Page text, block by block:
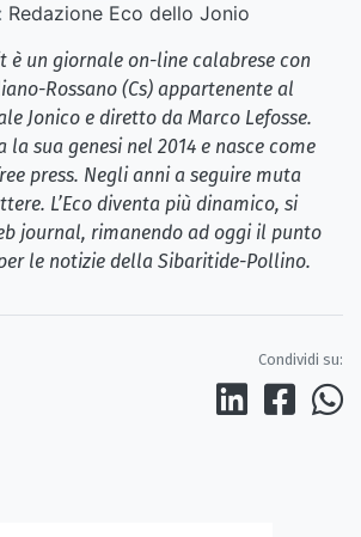
Redazione Eco dello Jonio
è un giornale on-line calabrese con
Rossano (Cs) appartenente al
Jonico e diretto da Marco Lefosse.
sua genesi nel 2014 e nasce come
press. Negli anni a seguire muta
L’Eco diventa più dinamico, si
journal, rimanendo ad oggi il punto
le notizie della Sibaritide-Pollino.
Condividi su: